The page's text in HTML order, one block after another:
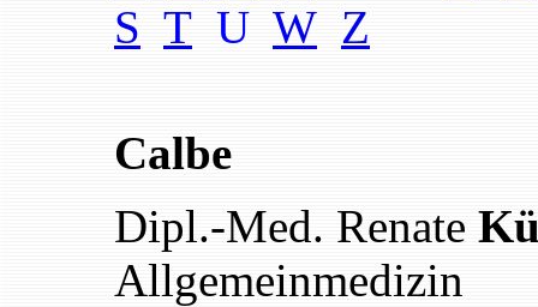
S T U W Z
Calbe
Dipl.-Med. Renate
Allgemeinmedizin